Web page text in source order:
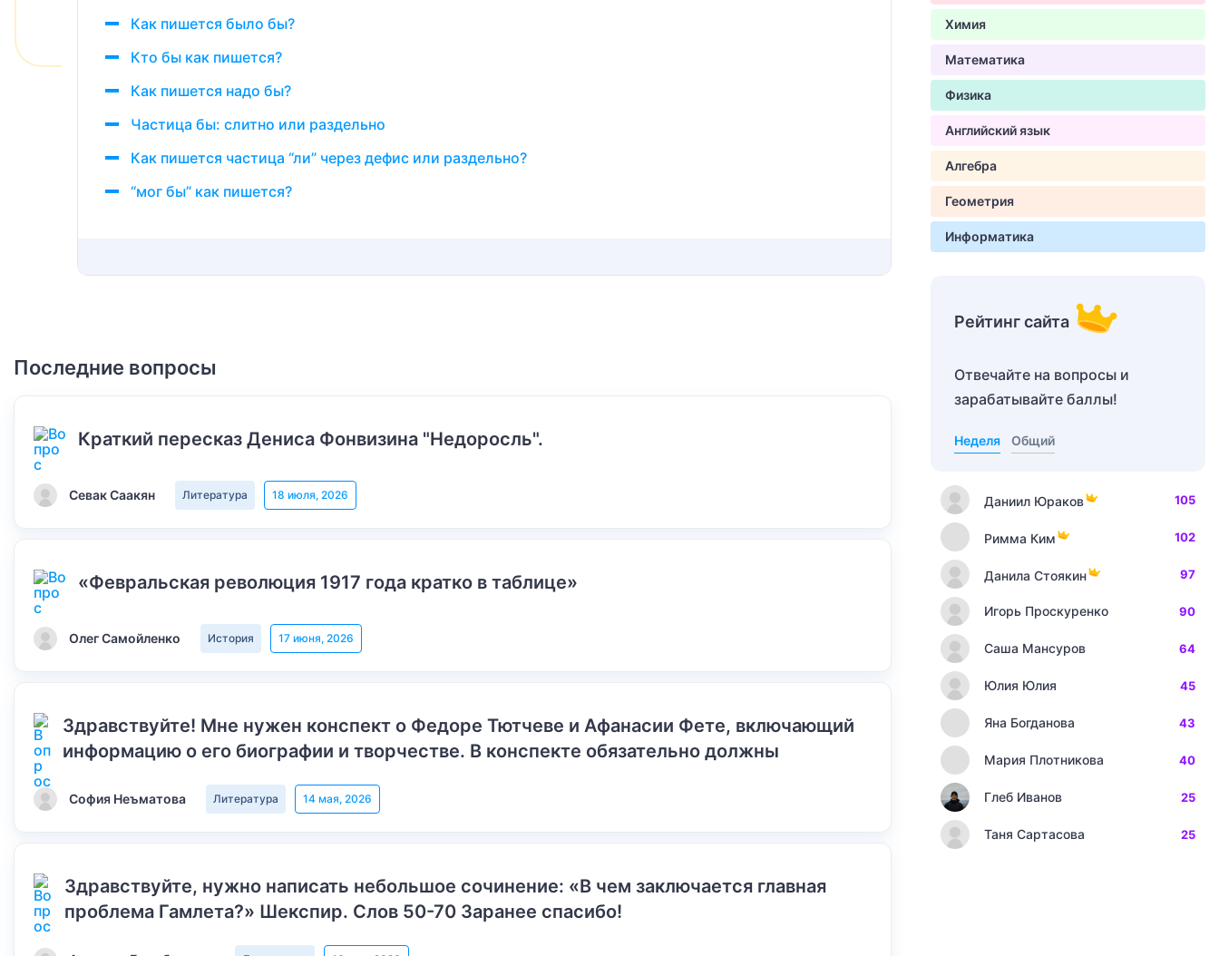
Как пишется было бы?
Кто бы как пишется?
Как пишется надо бы?
Частица бы: слитно или раздельно
Как пишется частица “ли” через дефис или раздельно?
“мог бы” как пишется?
Последние вопросы
Краткий пересказ Дениса Фонвизина "Недоросль".
Севак Саакян Литература 18 июля, 2026
«Февральская революция 1917 года кратко в таблице»
Олег Самойленко История 17 июня, 2026
Здравствуйте! Мне нужен конспект о Федоре Тютчеве и Афанасии Фете, включающий
информацию о его биографии и творчестве. В конспекте обязательно должны
София Неъматова Литература 14 мая, 2026
Здравствуйте, нужно написать небольшое сочинение: «В чем заключается главная
проблема Гамлета?» Шекспир. Слов 50-70 Заранее спасибо!
Химия
Математика
Физика
Английский язык
Алгебра
Геометрия
Информатика
Рейтинг сайта
Отвечайте на вопросы и
зарабатывайте баллы!
Неделя Общий
Даниил Юраков 105
Римма Ким 102
Данила Стоякин 97
Игорь Проскуренко 90
Саша Мансуров 64
Юлия Юлия 45
Яна Богданова 43
Мария Плотникова 40
Глеб Иванов 25
Таня Сартасова 25